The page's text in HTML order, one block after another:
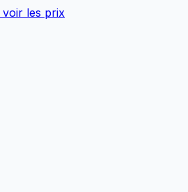
voir les prix